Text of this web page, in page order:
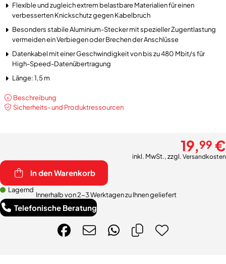
Flexible und zugleich extrem belastbare Materialien für einen
verbesserten Knickschutz gegen Kabelbruch
Besonders stabile Aluminium-Stecker mit spezieller Zugentlastung
vermeiden ein Verbiegen oder Brechen der Anschlüsse
Datenkabel mit einer Geschwindigkeit von bis zu 480 Mbit/s für
High-Speed-Datenübertragung
Länge: 1,5 m
Beschreibung
Sicherheits- und Produktressourcen
19,99 €
inkl. MwSt., zzgl. Versandkosten
In den Warenkorb
Lagernd
Innerhalb von 2-3 Werktagen zu Ihnen geliefert
Telefonische Beratung